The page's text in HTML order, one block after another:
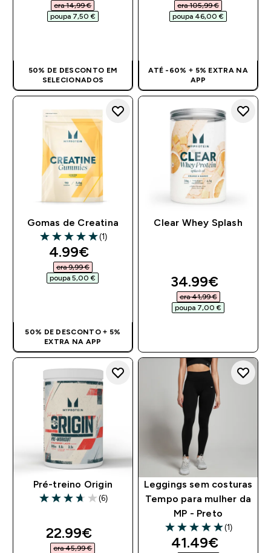
era 14,99 €‎
poupa 7,50 €‎
50% DE DESCONTO EM
SELECIONADOS
era 105,99 €‎
poupa 46,00 €‎
ATÉ -60% + 5% EXTRA NA
APP
Gomas de Creatina
5 out of 5 stars
(1)
discounted price
4.99€‎
era 9,99 €‎
poupa 5,00 €‎
50% DE DESCONTO + 5%
EXTRA NA APP
Clear Whey Splash
discounted
34.99€‎
era 41,99 €‎
poupa 7,00 €‎
Pré-treino Origin
3.67 out of 5 stars
(6)
discounted price
22.99€‎
era 45,99 €‎
Leggings sem costuras
Tempo para mulher da
MP - Preto
5 out of 5 stars
(1)
discounted
41.49€‎